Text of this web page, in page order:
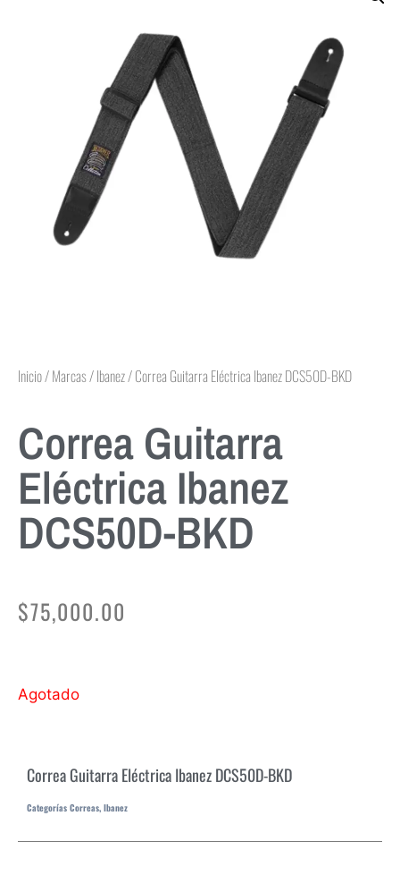
Inicio/Marcas/Ibanez/ Correa Guitarra Eléctrica Ibanez DCS50D-BKD
Correa Guitarra
Eléctrica Ibanez
DCS50D-BKD
$75,000.00
Agotado
Correa Guitarra Eléctrica Ibanez DCS50D-BKD
Categorías Correas, Ibanez